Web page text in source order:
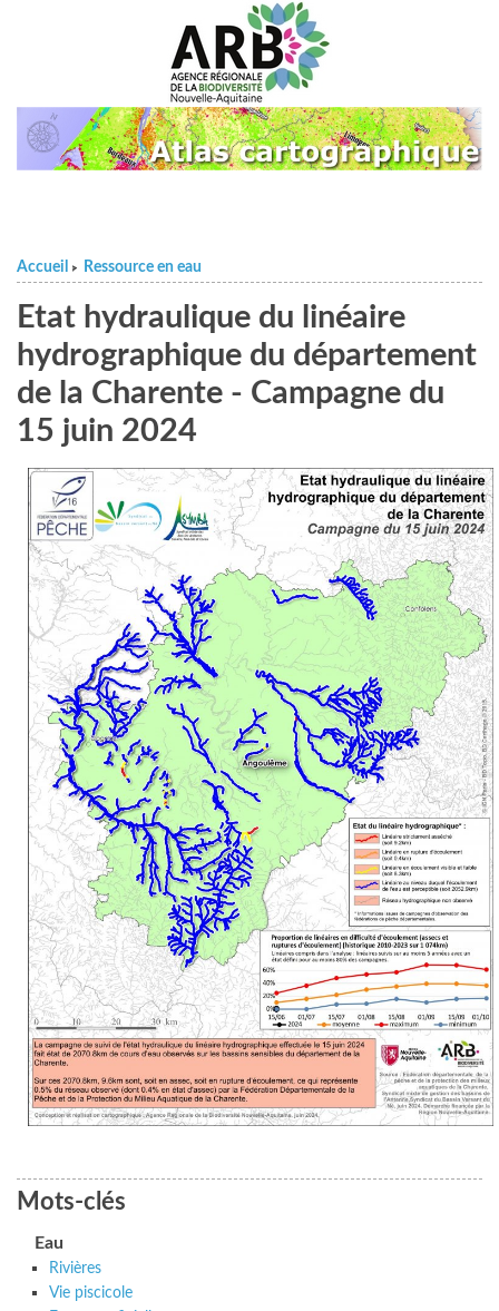
Accueil > Ressource en eau
Etat hydraulique du linéaire
hydrographique du département
de la Charente - Campagne du
15 juin 2024
Mots-clés
Eau
Rivières
Vie piscicole